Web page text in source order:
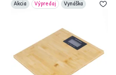
Akcia Výpredaj Vynáška